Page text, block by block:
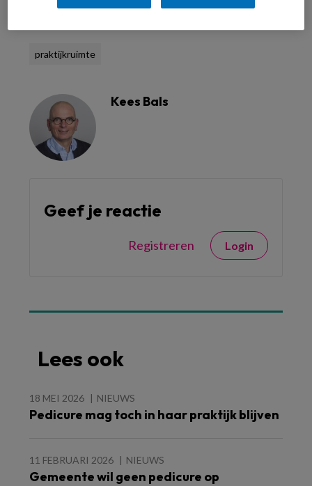
Reageer op dit artikel Deel dit artikel
praktijkruimte
Kees Bals
Geef je reactie
Registreren Login
Lees ook
18 MEI 2026 NIEUWS
Pedicure mag toch in haar praktijk blijven
11 FEBRUARI 2026 NIEUWS
Gemeente wil geen pedicure op